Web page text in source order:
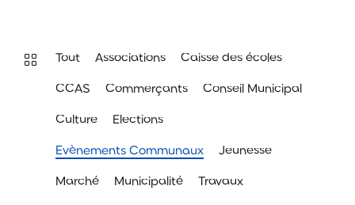
Tout Associations Caisse des écoles
CCAS Commerçants Conseil Municipal
Culture Elections
Evènements Communaux Jeunesse
Marché Municipalité Travaux